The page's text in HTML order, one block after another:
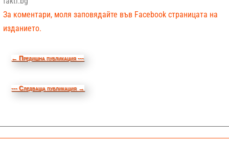
За коментари, моля заповядайте във Facebook страницата на
изданието.
←Предишна публикация ---
--- Следваща публикация →